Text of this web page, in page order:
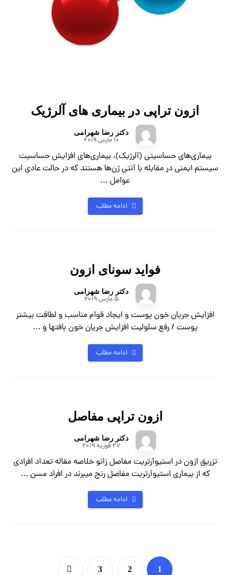
ازون تراپی در بیماری های آلرژیک
دکتر رضا شهرامی
10 مارس 2019
بیماری‌های حساسیتی (آلرژیک)، بیماری‌های افزایش حساسیت
سیستم ایمنی در مقابله با آنتی ژن‌ها هستند که در حالت عادی این
عوامل ...
ادامه مطلب
فواید سونای ازون
دکتر رضا شهرامی
5 مارس 2019
افزایش جریان خون پوست و ایجاد قوام مناسب و لطافت بیشتر
پوست / رفع سلولیت افزایش جریان خون بافتها و ...
ادامه مطلب
ازون تراپی مفاصل
دکتر رضا شهرامی
27 فوریه 2019
تزریق ازون در استيوآرتریت مفاصل زانو خلاصه مقاله تعداد افرادی
که از بیماری استیوآرتریت مفاصل رنج میبرند در افراد مسن ...
ادامه مطلب
1
2
3